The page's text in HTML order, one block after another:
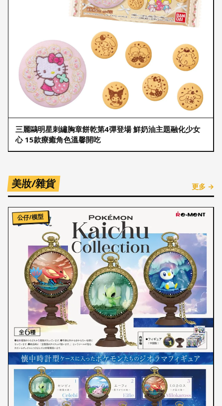
三麗鷗明星刺繡胸章餅乾第4彈登場 鮮奶油主題融化少女
心 15款療癒角色溫馨開吃
美妝/雜貨 更多 →
公仔/模型